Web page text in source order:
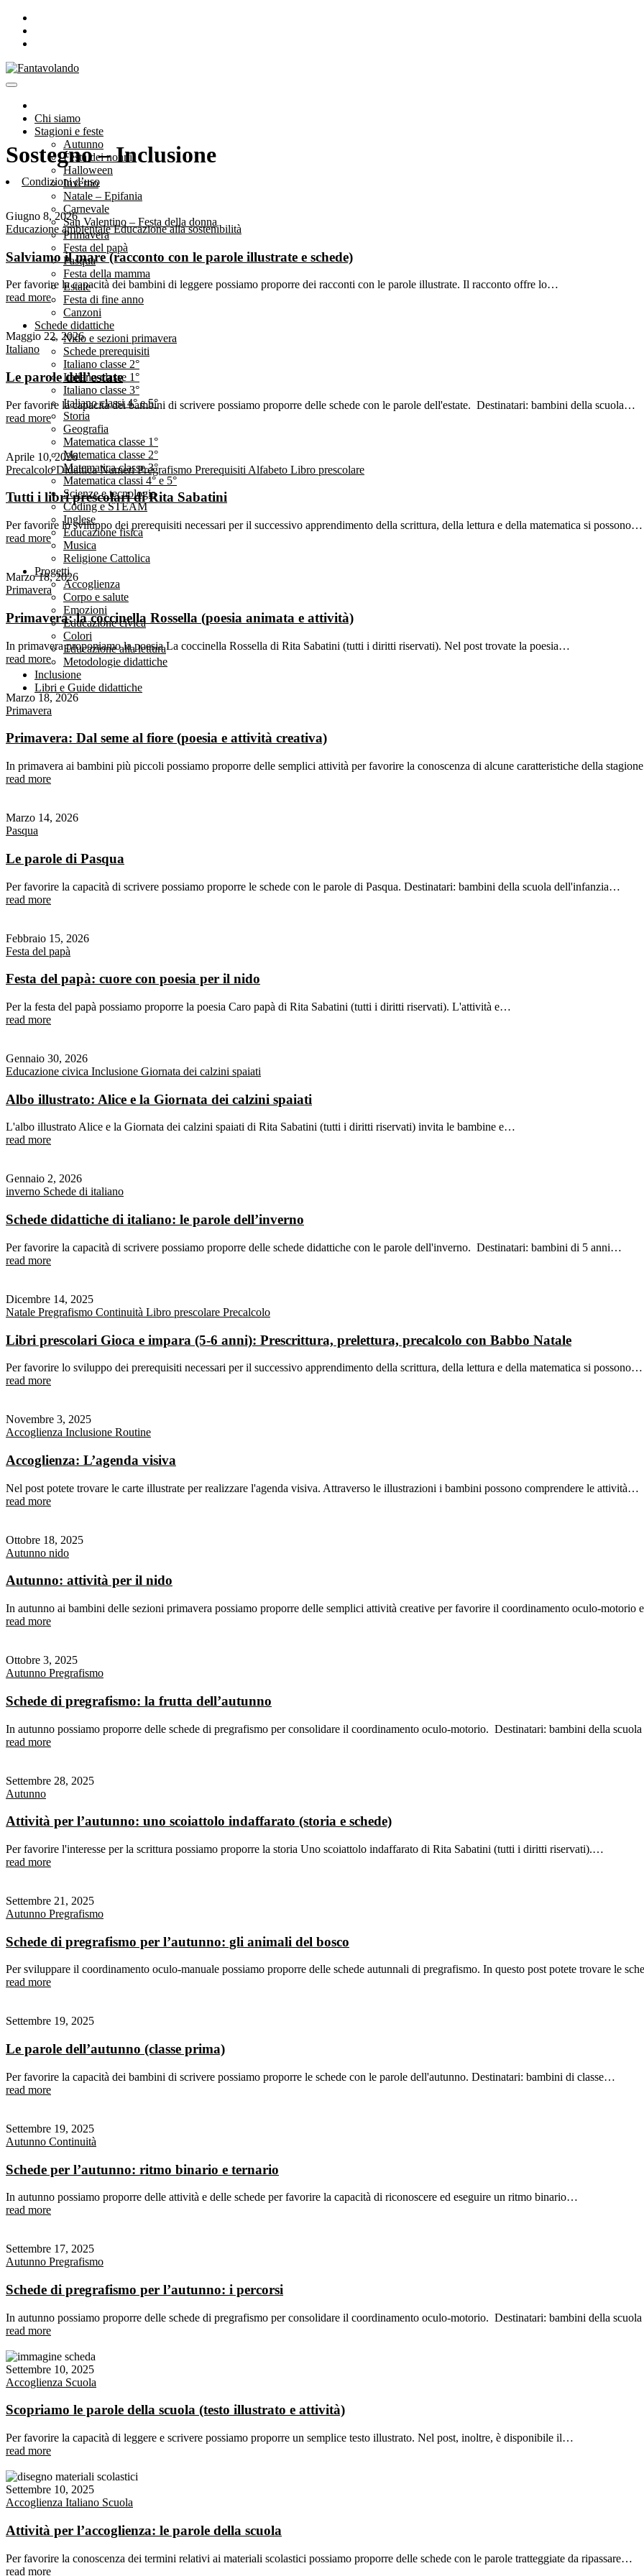
Chi siamo
Stagioni e feste
Autunno
Festa dei nonni
Halloween
Inverno
Natale – Epifania
Carnevale
San Valentino – Festa della donna
Primavera
Festa del papà
Pasqua
Festa della mamma
Estate
Festa di fine anno
Canzoni
Schede didattiche
Nido e sezioni primavera
Schede prerequisiti
Italiano classe 2°
Italiano classe 1°
Italiano classe 3°
Italiano classi 4° e 5°
Storia
Geografia
Matematica classe 1°
Matematica classe 2°
Matematica classe 3°
Matematica classi 4° e 5°
Scienze e tecnologia
Coding e STEAM
Inglese
Educazione fisica
Musica
Religione Cattolica
Progetti
Accoglienza
Corpo e salute
Emozioni
Educazione civica
Colori
Educazione alla lettura
Metodologie didattiche
Inclusione
Libri e Guide didattiche
Condizioni d’uso
Sostegno – Inclusione
Giugno 8, 2026
Educazione ambientaleEducazione alla sostenibilità
Salviamo il mare (racconto con le parole illustrate e schede)
Per favorire la capacità dei bambini di leggere possiamo proporre dei racconti con le parole illustrate. Il racconto offre lo…
read more
Maggio 22, 2026
Italiano
Le parole dell’estate
Per favorire la capacità dei bambini di scrivere possiamo proporre delle schede con le parole dell'estate. Destinatari: bambini della scuola…
read more
Aprile 10, 2026
PrecalcoloDidatticaNumeriPregrafismo Prerequisiti Alfabeto Libro prescolare
Tutti i libri prescolari di Rita Sabatini
Per favorire lo sviluppo dei prerequisiti necessari per il successivo apprendimento della scrittura, della lettura e della matematica si possono…
read more
Marzo 18, 2026
Primavera
Primavera: la coccinella Rossella (poesia animata e attività)
In primavera proponiamo la poesia La coccinella Rossella di Rita Sabatini (tutti i diritti riservati). Nel post trovate la poesia…
read more
Marzo 18, 2026
Primavera
Primavera: Dal seme al fiore (poesia e attività creativa)
In primavera ai bambini più piccoli possiamo proporre delle semplici attività per favorire la conoscenza di alcune caratteristiche della
read more
Marzo 14, 2026
Pasqua
Le parole di Pasqua
Per favorire la capacità di scrivere possiamo proporre le schede con le parole di Pasqua. Destinatari: bambini della scuola dell'infanzia…
read more
Febbraio 15, 2026
Festa del papà
Festa del papà: cuore con poesia per il nido
Per la festa del papà possiamo proporre la poesia Caro papà di Rita Sabatini (tutti i diritti riservati). L'attività e…
read more
Gennaio 30, 2026
Educazione civica Inclusione Giornata dei calzini spaiati
Albo illustrato: Alice e la Giornata dei calzini spaiati
L'albo illustrato Alice e la Giornata dei calzini spaiati di Rita Sabatini (tutti i diritti riservati) invita le bambine e…
read more
Gennaio 2, 2026
inverno Schede di italiano
Schede didattiche di italiano: le parole dell’inverno
Per favorire la capacità di scrivere possiamo proporre delle schede didattiche con le parole dell'inverno. Destinatari: bambini di 5 anni…
read more
Dicembre 14, 2025
Natale Pregrafismo Continuità Libro prescolare Precalcolo
Libri prescolari Gioca e impara (5-6 anni): Prescrittura, prelettura, precalcolo con Babbo Natale
Per favorire lo sviluppo dei prerequisiti necessari per il successivo apprendimento della scrittura, della lettura e della matematica si possono…
read more
Novembre 3, 2025
Accoglienza Inclusione Routine
Accoglienza: L’agenda visiva
Nel post potete trovare le carte illustrate per realizzare l'agenda visiva. Attraverso le illustrazioni i bambini possono comprendere le attività…
read more
Ottobre 18, 2025
Autunno nido
Autunno: attività per il nido
In autunno ai bambini delle sezioni primavera possiamo proporre delle semplici attività creative per favorire il coordinamento oculo-motorio
read more
Ottobre 3, 2025
Autunno Pregrafismo
Schede di pregrafismo: la frutta dell’autunno
In autunno possiamo proporre delle schede di pregrafismo per consolidare il coordinamento oculo-motorio. Destinatari: bambini della
read more
Settembre 28, 2025
Autunno
Attività per l’autunno: uno scoiattolo indaffarato (storia e schede)
Per favorire l'interesse per la scrittura possiamo proporre la storia Uno scoiattolo indaffarato di Rita Sabatini (tutti i diritti riservati).…
read more
Settembre 21, 2025
Autunno Pregrafismo
Schede di pregrafismo per l’autunno: gli animali del bosco
Per sviluppare il coordinamento oculo-manuale possiamo proporre delle schede autunnali di pregrafismo. In questo post potete trovare le
read more
Settembre 19, 2025
Le parole dell’autunno (classe prima)
Per favorire la capacità dei bambini di scrivere possiamo proporre le schede con le parole dell'autunno. Destinatari: bambini di classe…
read more
Settembre 19, 2025
Autunno Continuità
Schede per l’autunno: ritmo binario e ternario
In autunno possiamo proporre delle attività e delle schede per favorire la capacità di riconoscere ed eseguire un ritmo binario…
read more
Settembre 17, 2025
Autunno Pregrafismo
Schede di pregrafismo per l’autunno: i percorsi
In autunno possiamo proporre delle schede di pregrafismo per consolidare il coordinamento oculo-motorio. Destinatari: bambini della
read more
Settembre 10, 2025
Accoglienza Scuola
Scopriamo le parole della scuola (testo illustrato e attività)
Per favorire la capacità di leggere e scrivere possiamo proporre un semplice testo illustrato. Nel post, inoltre, è disponibile il…
read more
Settembre 10, 2025
Accoglienza Italiano Scuola
Attività per l’accoglienza: le parole della scuola
Per favorire la conoscenza dei termini relativi ai materiali scolastici possiamo proporre delle schede con le parole tratteggiate da ripassare…
read more